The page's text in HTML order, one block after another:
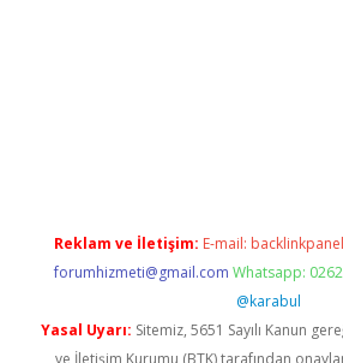
Reklam ve İletişim: E-mail:
forumhizmeti@gmail.com Whatsapp:
@karabul
Yasal Uyarı: Sitemiz, 5651 Sayılı Kanun
ve İletişim Kurumu (BTK) tarafından